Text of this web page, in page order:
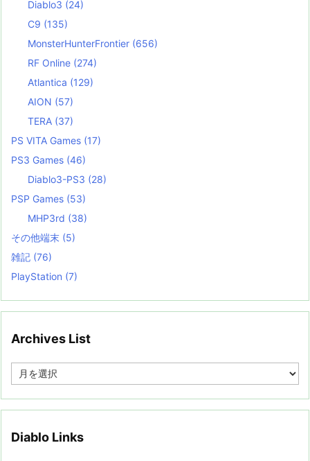
Diablo3 (24)
C9 (135)
MonsterHunterFrontier (656)
RF Online (274)
Atlantica (129)
AION (57)
TERA (37)
PS VITA Games (17)
PS3 Games (46)
Diablo3-PS3 (28)
PSP Games (53)
MHP3rd (38)
その他端末 (5)
雑記 (76)
PlayStation (7)
Archives List
e
Diablo Links